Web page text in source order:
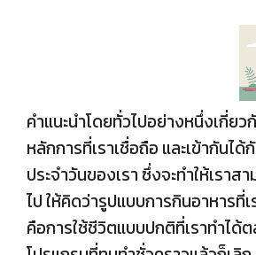
คำแนะนำโดยทั่วไปอย่างหนึ่งเกี่ยว
หลักการที่เราเชื่อถือ และเข้ากันได้
ประจำวันของเรา ซึ่งจะทำให้เราส
ไป ให้คิดว่ารูปแบบการกินอาหารที่
คือการใช้ชีวิตแบบปกติที่เราทำได้ต